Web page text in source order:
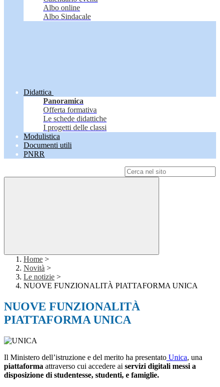
Albo online
Albo Sindacale
Didattica
Panoramica
Offerta formativa
Le schede didattiche
I progetti delle classi
Modulistica
Documenti utili
PNRR
Home >
Novità >
Le notizie >
NUOVE FUNZIONALITÀ PIATTAFORMA UNICA
NUOVE FUNZIONALITÀ
PIATTAFORMA UNICA
Il Ministero dell’istruzione e del merito ha presentato Unica, una
piattaforma attraverso cui accedere ai servizi digitali messi a
disposizione di studentesse, studenti, e famiglie.